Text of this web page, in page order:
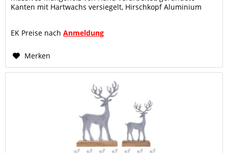
Kanten mit Hartwachs versiegelt, Hirschkopf Aluminium
EK Preise nachAnmeldung
Merken